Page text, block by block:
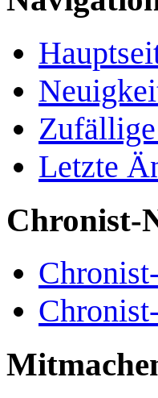
Letzte
Chronist-